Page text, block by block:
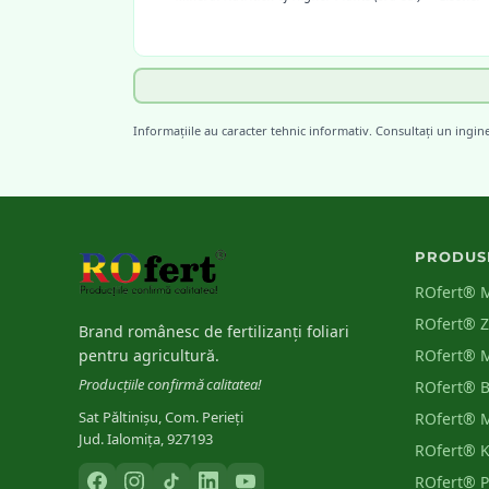
de câmp din România
Informațiile au caracter tehnic informativ. Consultați un
Brand românesc de fertilizanți foliari
pentru agricultură.
Producțiile confirmă calitatea!
Sat Păltinișu, Com. Perieți
Jud. Ialomița, 927193
ROfert®
ROfert®
ROfert®
ROfert®
ROfert®
ROfert®
ROfert®